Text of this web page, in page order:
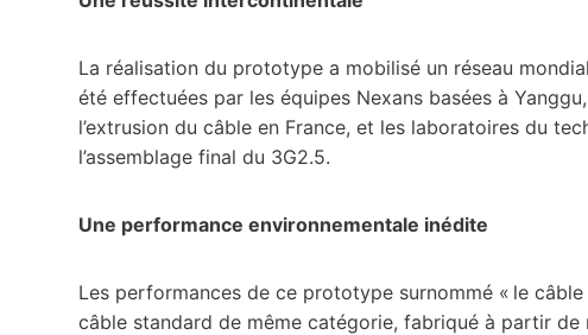
La réalisation du prototype a mobilisé un réseau
été effectuées par les équipes Nexans basées à
l’extrusion du câble en France, et les laboratoires du
l’assemblage final du 3G2.5.
Une performance environnementale inédite
Les performances de ce prototype surnommé « le
câble standard de même catégorie, fabriqué à partir de